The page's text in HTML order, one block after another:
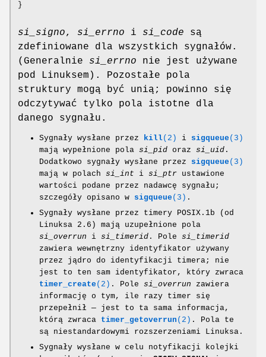
}
si_signo, si_errno i si_code są
zdefiniowane dla wszystkich sygnałów.
(Generalnie si_errno nie jest używane
pod Linuksem). Pozostałe pola
struktury mogą być unią; powinno się
odczytywać tylko pola istotne dla
danego sygnału.
Sygnały wysłane przez kill(2) i sigqueue (3)
mają wypełnione pola si_pid oraz si_uid .
Dodatkowo sygnały wysłane przez sigqueue (3)
mają w polach si_int i si_ptr ustawione
wartości podane przez nadawcę sygnału;
szczegóły opisano w sigqueue (3) .
Sygnały wysłane przez timery POSIX.1b (od
Linuksa 2.6) mają uzupełnione pola
si_overrun i si_timerid . Pole si_timerid
zawiera wewnętrzny identyfikator używany
przez jądro do identyfikacji timera; nie
jest to ten sam identyfikator, który zwraca
timer_create (2) . Pole si_overrun zawiera
informację o tym, ile razy timer się
przepełnił — jest to ta sama informacja,
którą zwraca timer_getoverrun (2) . Pola te
są niestandardowymi rozszerzeniami Linuksa.
Sygnały wysłane w celu notyfikacji kolejki